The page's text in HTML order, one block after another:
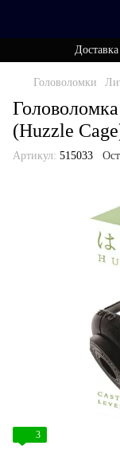
Головоломки
(Huzzle
Артикул: 515033
3